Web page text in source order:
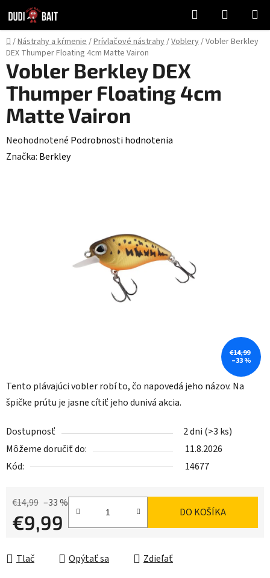
na
obsah
Hľadať
KOŠÍK
Domov
/Nástrahy a kŕmenie/Prívlačové nástrahy/Voblery/Vobler Berkley
DEX Thumper Floating 4cm Matte Vairon
Tento plávajúci vobler robí to, čo napovedá jeho názov. Na
špičke prútu je jasne cítiť jeho dunivá akcia.
Dostupnosť 2 dni (>3 ks)
Môžeme doručiť do:
11.8.2026
Kód:
14677
€14,99 –33 %
€9,99 DO KOŠÍKA
Tlač Opýtať sa Zdieľať
Vobler Berkley DEX
Thumper Floating 4cm
Matte Vairon
Priemerné
hodnotenie
Neohodnotené Podrobnosti hodnotenia
Značka: Berkley
€14,99
–33 %